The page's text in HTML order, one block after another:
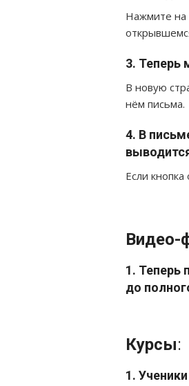
Нажмите на
3. Теперь
В новую
нём письма.
4. В
Если
Видео-
1. Теперь
до
Курсы:
1.